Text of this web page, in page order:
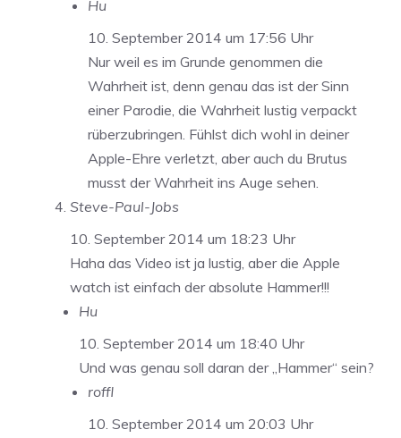
Hu
10. September 2014 um 17:56 Uhr
Nur weil es im Grunde genommen die
Wahrheit ist, denn genau das ist der Sinn
einer Parodie, die Wahrheit lustig verpackt
rüberzubringen. Fühlst dich wohl in deiner
Apple-Ehre verletzt, aber auch du Brutus
musst der Wahrheit ins Auge sehen.
Steve-Paul-Jobs
10. September 2014 um 18:23 Uhr
Haha das Video ist ja lustig, aber die Apple
watch ist einfach der absolute Hammer!!!
Hu
10. September 2014 um 18:40 Uhr
Und was genau soll daran der „Hammer“ sein?
roffl
10. September 2014 um 20:03 Uhr